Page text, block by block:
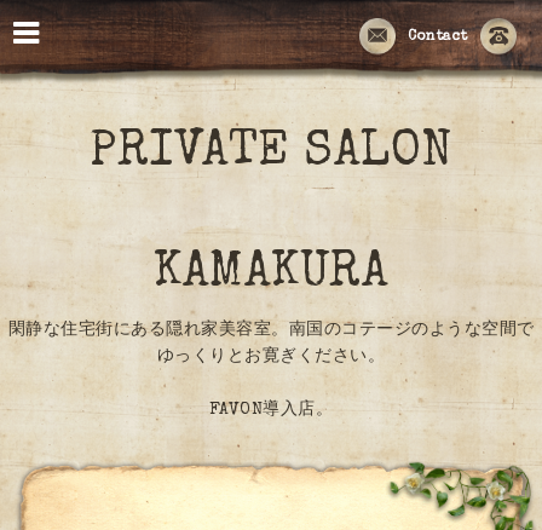
Contact
PRIVATE SALON
KAMAKURA
閑静な住宅街にある隠れ家美容室。南国のコテージのような空間で
ゆっくりとお寛ぎください。
FAVON導入店。